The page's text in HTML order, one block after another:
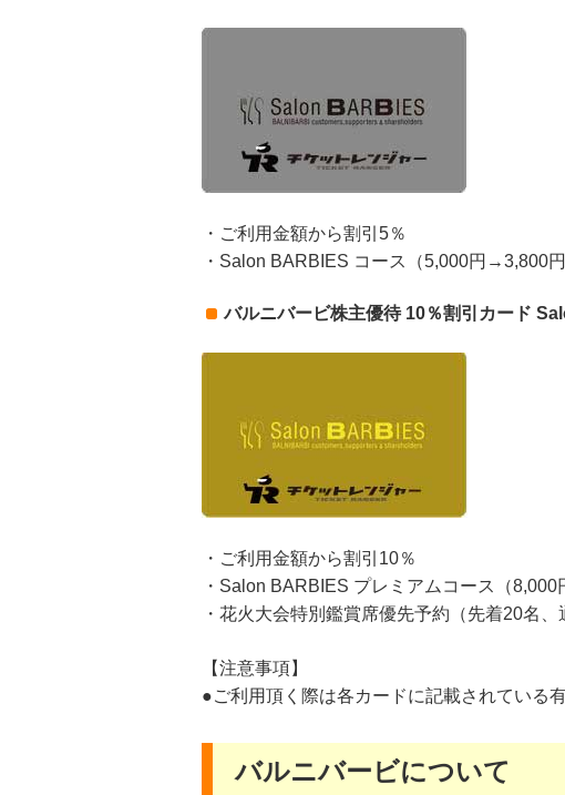
・ご利用金額から割引5％
・Salon BARBIES コース（5,000円→3,800円
バルニバービ株主優待 10％割引カード
・ご利用金額から割引10％
・Salon BARBIES プレミアムコース（8,000
・花火大会特別鑑賞席優先予約（先着20名、
【注意事項】
●ご利用頂く際は各カードに記載されている
バルニバービについて